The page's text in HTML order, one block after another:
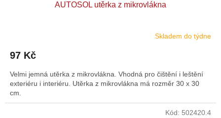
AUTOSOL utěrka z mikrovlákna
Skladem do týdne
97 Kč
Velmi jemná utěrka z mikrovlákna. Vhodná pro čištění i leštění
exteriéru i interiéru. Utěrka z mikrovlákna má rozměr 30 x 30
cm.
Kód: 502420.4